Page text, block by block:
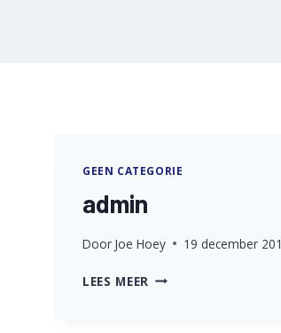
GEEN CATEGORIE
admin
Door Joe Hoey 19 december
LEES MEER ADMIN